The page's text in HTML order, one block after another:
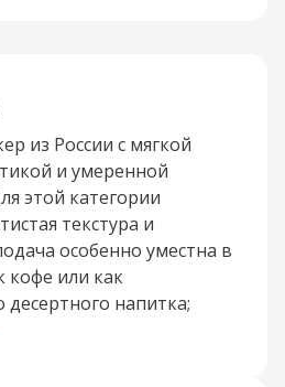
из России с мягкой
и умеренной
этой категории
текстура и
особенно уместна в
кофе или как
десертного напитка;
подают небольшими